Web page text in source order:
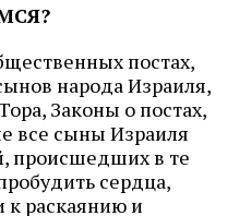
постах,
народа Израиля,
Законы о постах,
все сыны Израиля
происшедших в те
сердца,
к раскаянию и